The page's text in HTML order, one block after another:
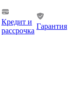
Кредит и
рассрочка
Гарантия